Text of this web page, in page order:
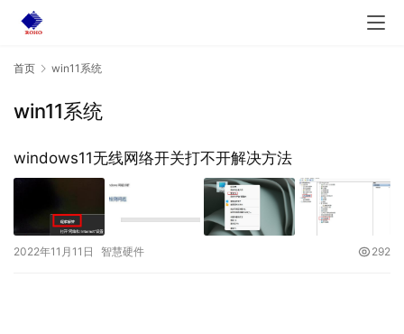
首页 win11系统
win11系统
windows11无线网络开关打不开解决方法
2022年11月11日 智慧硬件 292